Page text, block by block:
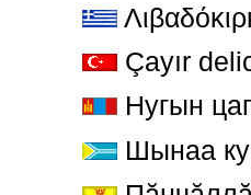
Çayır
Нугын
Шынаа